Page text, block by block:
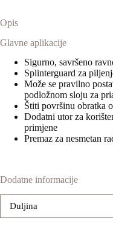
Opis
Glavne aplikacije
Sigurno, savršeno
Splinterguard za
Može se pravilno
podložnom sloju za
Štiti površinu obratka
Dodatni utor za
primjene
Premaz za nesmetan
Dodatne informacije
Duljina